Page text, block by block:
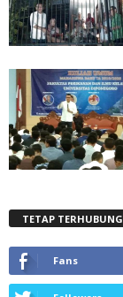
TETAP TERHUBUNG
Fans